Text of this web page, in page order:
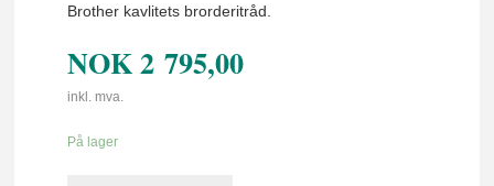
Brother kavlitets brorderitråd.
NOK2 795,00
inkl. mva.
På lager